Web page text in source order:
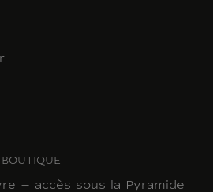
– accès sous la Pyramide